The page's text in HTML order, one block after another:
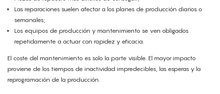
Las reparaciones suelen afectar a los planes de producción diarios o
semanales;
Los equipos de producción y mantenimiento se ven obligados
repetidamente a actuar con rapidez y eficacia.
El coste del mantenimiento es solo la parte visible. El mayor impacto
proviene de los tiempos de inactividad impredecibles, las esperas y la
reprogramación de la producción.